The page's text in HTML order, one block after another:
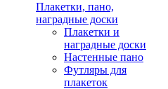
Плакетки, пано,
наградные доски
Плакетки и
наградные доски
Настенные пано
Футляры для
плакеток